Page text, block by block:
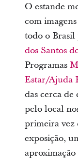
O estande
com
todo o
dos Santos
Programas
Estar/Ajuda
das cerca de
pelo local
primeira vez
exposição,
aproximação